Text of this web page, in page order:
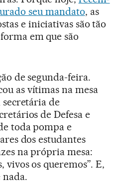
seu mandato, as
e iniciativas são tão
em que são
de segunda-feira.
as vítimas na mesa
de
de Defesa e
toda pompa e
dos estudantes
na própria mesa:
vivos os queremos”. E,